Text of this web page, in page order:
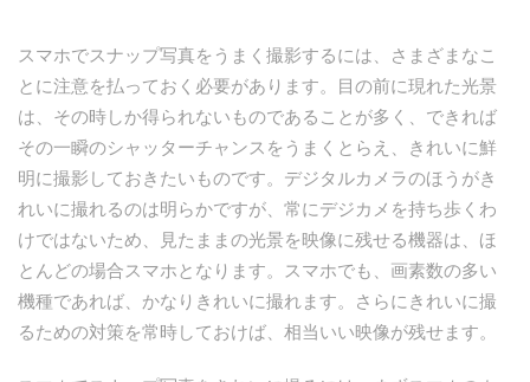
スマホでスナップ写真をうまく撮影するには、さまざまなこ
とに注意を払っておく必要があります。目の前に現れた光景
は、その時しか得られないものであることが多く、できれば
その一瞬のシャッターチャンスをうまくとらえ、きれいに鮮
明に撮影しておきたいものです。デジタルカメラのほうがき
れいに撮れるのは明らかですが、常にデジカメを持ち歩くわ
けではないため、見たままの光景を映像に残せる機器は、ほ
とんどの場合スマホとなります。スマホでも、画素数の多い
機種であれば、かなりきれいに撮れます。さらにきれいに撮
るための対策を常時しておけば、相当いい映像が残せます。